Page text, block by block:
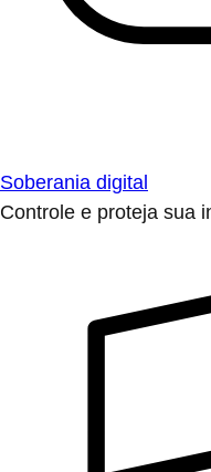
Soberania digital
Controle e proteja sua